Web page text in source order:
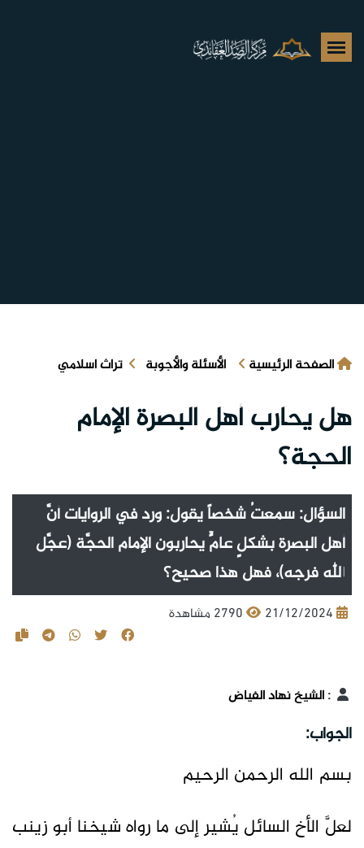
الصفحة الرئيسية الأسئلة والأجوبة تراث اسلامي
هل يحارب أهل البصرة الإمام
الحجة؟
السؤال: سمعتُ شخصاً يقول: ورد في الروايات أنَّ
أهل البصرة بشكلٍ عامٍّ يحاربون الإمام الحجَّة (عجَّل
الله فرجه)، فهل هذا صحيح؟
21/12/2024 2790 مشاهدة
:الشيخ نهاد الفياض
الجواب:
بسم الله الرحمن الرحيم
لعلَّ الأخ السائل يُشير إلى ما رواه شيخنا أبو زينب